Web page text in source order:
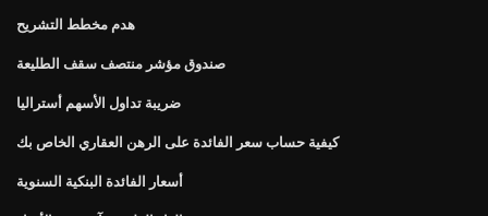
هدم مخطط التشريح
صندوق مؤشر منتصف سقف الطليعة
ضريبة تداول الأسهم أستراليا
كيفية حساب سعر الفائدة على الرهن العقاري الخاص بك
أسعار الفائدة البنكية السنوية